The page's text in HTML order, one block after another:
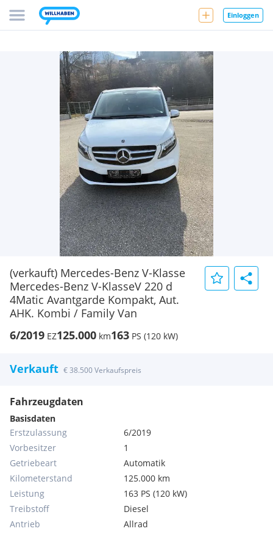
Einloggen
(verkauft) Mercedes-Benz V-Klasse
Mercedes-Benz V-KlasseV 220 d
4Matic Avantgarde Kompakt, Aut.
AHK. Kombi / Family Van
6/2019 EZ125.000 km163 PS (120 kW)
Verkauft € 38.500 Verkaufspreis
Fahrzeugdaten
Basisdaten
Erstzulassung
6/2019
Vorbesitzer
1
Getriebeart
Automatik
Kilometerstand
125.000 km
Leistung
163 PS (120 kW)
Treibstoff
Diesel
Antrieb
Allrad